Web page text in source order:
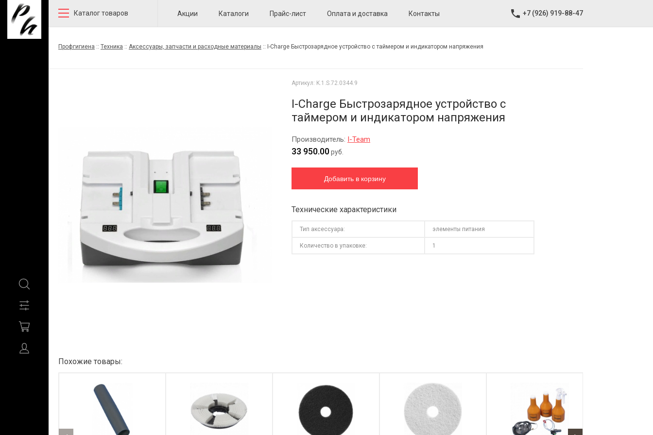
Каталог товаров Акции Каталоги Прайс-лист Оплата и доставка Контакты +7 (926) 919-88-47
Профгигиена :: Техника :: Аксессуары, запчасти и расходные материалы :: I-Charge Быстрозарядное устройство с таймером и индикатором напряжения
Артикул: K.1.S.72.0344.9
I-Charge Быстрозарядное устройство с
таймером и индикатором напряжения
Производитель: I-Team
33 950.00руб.
Технические характеристики
Тип аксессуара: элементы питания
Количество в упаковке: 1
Похожие товары: